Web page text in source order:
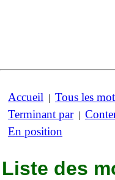
Accueil | Tous les
Terminant par|
En position
Liste des